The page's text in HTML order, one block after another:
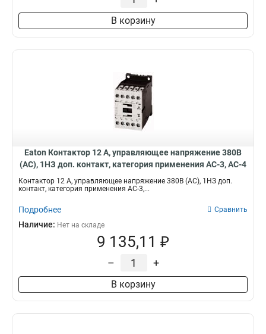
В корзину
Eaton Контактор 12 А, управляющее напряжение 380В
(АС), 1НЗ доп. контакт, категория применения AC-3, AC-4
DILM12-01(380V50HZ,440V60HZ)
Контактор 12 А, управляющее напряжение 380В (АС), 1НЗ доп.
контакт, категория применения AC-3,...
Подробнее Сравнить
Наличие: Нет на складе
9 135,11 ₽
– +
В корзину